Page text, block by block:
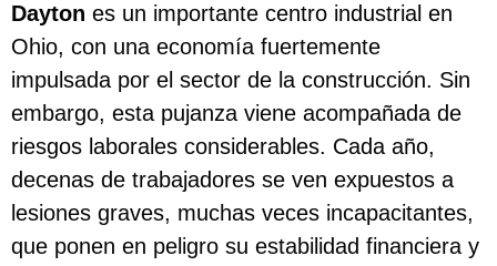
Dayton es un importante centro industrial en
Ohio, con una economía fuertemente
impulsada por el sector de la construcción. Sin
embargo, esta pujanza viene acompañada de
riesgos laborales considerables. Cada año,
decenas de trabajadores se ven expuestos a
lesiones graves, muchas veces incapacitantes,
que ponen en peligro su estabilidad financiera y